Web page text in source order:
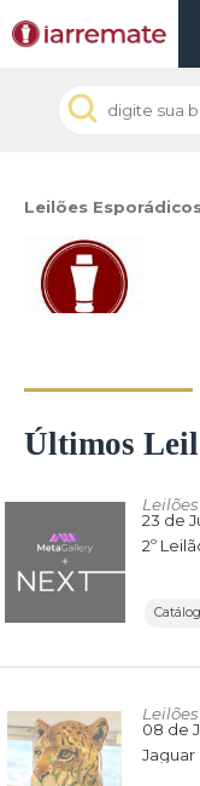
Leilões
Últimos
23 de
08 de
Jaguar